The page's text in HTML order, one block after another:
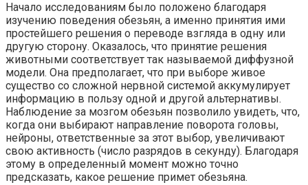
Начало исследованиям было положено благодаря
изучению поведения обезьян, а именно принятия ими
простейшего решения о переводе взгляда в одну или
другую сторону. Оказалось, что принятие решения
животными соответствует так называемой диффузной
модели. Она предполагает, что при выборе живое
существо со сложной нервной системой аккумулирует
информацию в пользу одной и другой альтернативы.
Наблюдение за мозгом обезьян позволило увидеть, что,
когда они выбирают направление поворота головы,
нейроны, ответственные за этот выбор, увеличивают
свою активность (число разрядов в секунду). Благодаря
этому в определенный момент можно точно
предсказать, какое решение примет обезьяна.